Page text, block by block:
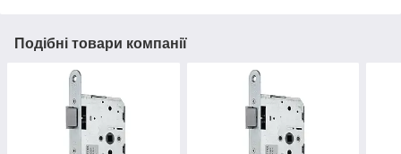
Подібні товари компанії